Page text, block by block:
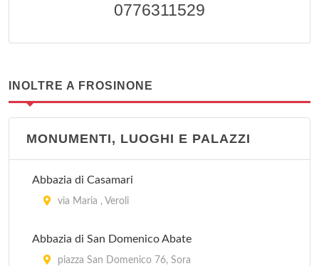
0776311529
INOLTRE A FROSINONE
MONUMENTI, LUOGHI E PALAZZI
Abbazia di Casamari
via Maria , Veroli
Abbazia di San Domenico Abate
piazza San Domenico 76, Sora